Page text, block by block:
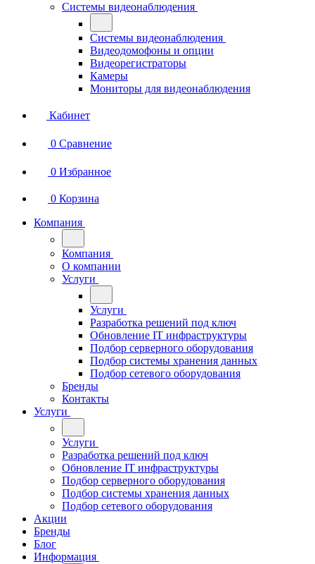
Системы видеонаблюдения
Системы видеонаблюдения
Видеодомофоны и опции
Видеорегистраторы
Камеры
Мониторы для видеонаблюдения
Кабинет
0 Сравнение
0 Избранное
0 Корзина
Компания
Компания
О компании
Услуги
Услуги
Разработка решений под ключ
Обновление IT инфраструктуры
Подбор серверного оборудования
Подбор системы хранения данных
Подбор сетевого оборудования
Бренды
Контакты
Услуги
Услуги
Разработка решений под ключ
Обновление IT инфраструктуры
Подбор серверного оборудования
Подбор системы хранения данных
Подбор сетевого оборудования
Акции
Бренды
Блог
Информация